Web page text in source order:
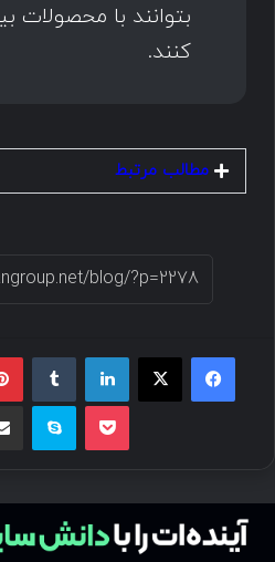
بتوانند با محصولات
کنند.
مطالب مرتبط